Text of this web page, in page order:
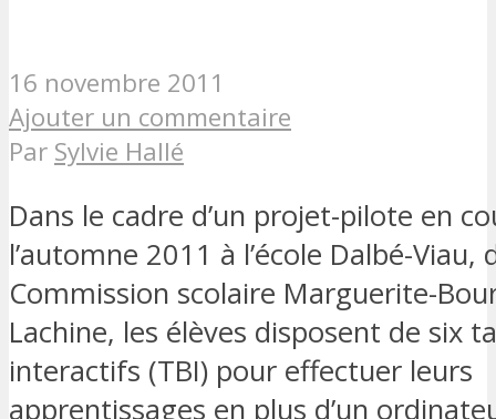
16 novembre 2011
Ajouter un commentaire
Par Sylvie Hallé
Dans le cadre d’un projet-pilote en
l’automne 2011 à l’école Dalbé-Viau,
Commission scolaire Marguerite-
Lachine, les élèves disposent de six
interactifs (TBI) pour effectuer leurs
apprentissages en plus d’un